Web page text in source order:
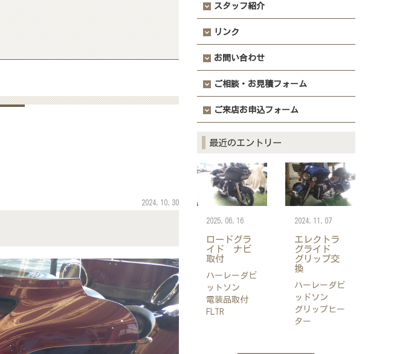
2024.10.30
スタッフ紹介
リンク
お問い合わせ
ご相談・お見積フォーム
ご来店お申込フォーム
最近のエントリー
ロードグラ
イド ナビ
取付
2025.06.16
ハーレーダビ
ットソン
電装品取付
FLTR
エレクトラ
グライド
グリップ交
換
2024.11.07
ハーレーダビ
ッドソン
グリップヒー
ター